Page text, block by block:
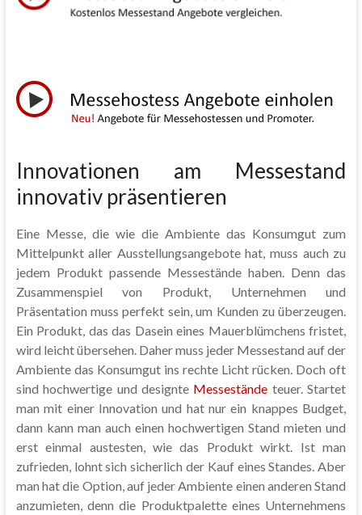
Innovationen am Messestand
innovativ präsentieren
Eine Messe, die wie die Ambiente das Konsumgut zum
Mittelpunkt aller Ausstellungsangebote hat, muss auch zu
jedem Produkt passende Messestände haben. Denn das
Zusammenspiel von Produkt, Unternehmen und
Präsentation muss perfekt sein, um Kunden zu überzeugen.
Ein Produkt, das das Dasein eines Mauerblümchens fristet,
wird leicht übersehen. Daher muss jeder Messestand auf der
Ambiente das Konsumgut ins rechte Licht rücken. Doch oft
sind hochwertige und designte Messestände teuer. Startet
man mit einer Innovation und hat nur ein knappes Budget,
dann kann man auch einen hochwertigen Stand mieten und
erst einmal austesten, wie das Produkt wirkt. Ist man
zufrieden, lohnt sich sicherlich der Kauf eines Standes. Aber
man hat die Option, auf jeder Ambiente einen anderen Stand
anzumieten, denn die Produktpalette eines Unternehmens